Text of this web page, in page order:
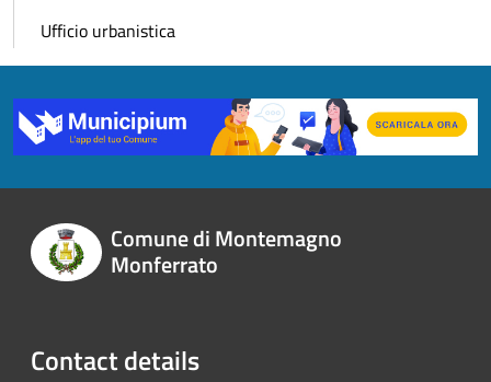
Ufficio urbanistica
Comune di Montemagno
Monferrato
Contact details